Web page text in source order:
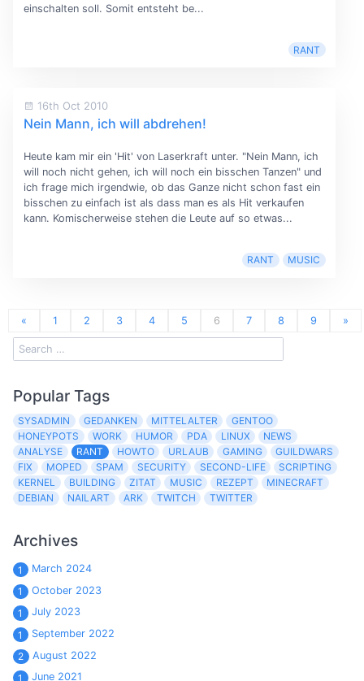
einschalten soll. Somit entsteht be...
RANT
16th Oct 2010
Nein Mann, ich will abdrehen!
Heute kam mir ein 'Hit' von Laserkraft unter. "Nein Mann, ich
will noch nicht gehen, ich will noch ein bisschen Tanzen" und
ich frage mich irgendwie, ob das Ganze nicht schon fast ein
bisschen zu einfach ist als dass man es als Hit verkaufen
kann. Komischerweise stehen die Leute auf so etwas...
RANT MUSIC
« 1 2 3 4 5 6 7 8 9 »
Popular Tags
SYSADMIN GEDANKEN MITTELALTER
GENTOO
HONEYPOTS
WORK HUMOR PDA LINUX
NEWS
ANALYSE
RANT HOWTO URLAUB GAMING
GUILDWARS
FIX
MOPED SPAM SECURITY SECOND-LIFE
SCRIPTING
KERNEL
BUILDING ZITAT MUSIC REZEPT
MINECRAFT
DEBIAN
NAILART ARK TWITCH TWITTER
Archives
1
March 2024
1
October 2023
1
July 2023
1
September 2022
2
August 2022
1
June 2021